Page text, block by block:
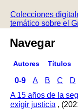
Colecciones
temático sobre el
Navegar
Autores Títulos
0-9 A B C D
A 15 años de la
exigir justicia ,